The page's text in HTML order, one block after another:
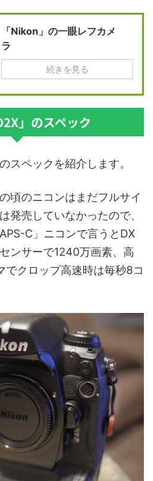
「Nikon」の一眼レフカメ
ラ
続きを見る
」のスペック
スペックを紹介します。
頃のニコンはまだフルサイ
発売していなかったので、
C」ニコンで言うとDX
ンサーで1240万画素、高
でクロップ高速時は毎秒8コ